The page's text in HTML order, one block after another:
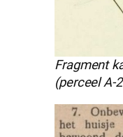
Fragment
(perceel A-